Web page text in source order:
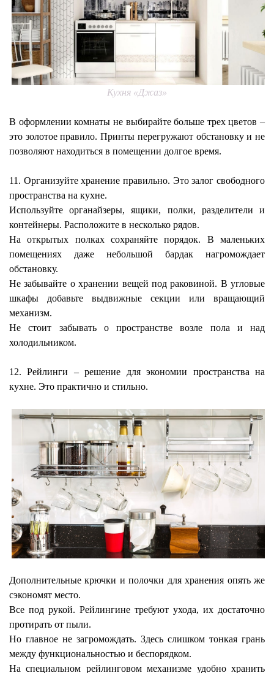
Кухня «Джаз»
В оформлении комнаты не выбирайте больше трех цветов –
это золотое правило. Принты перегружают обстановку и не
позволяют находиться в помещении долгое время.
11. Организуйте хранение правильно. Это залог свободного
пространства на кухне.
Используйте органайзеры, ящики, полки, разделители и
контейнеры. Расположите в несколько рядов.
На открытых полках сохраняйте порядок. В маленьких
помещениях даже небольшой бардак нагромождает
обстановку.
Не забывайте о хранении вещей под раковиной. В угловые
шкафы добавьте выдвижные секции или вращающий
механизм.
Не стоит забывать о пространстве возле пола и над
холодильником.
12. Рейлинги – решение для экономии пространства на
кухне. Это практично и стильно.
Дополнительные крючки и полочки для хранения опять же
сэкономят место.
Все под рукой. Рейлингине требуют ухода, их достаточно
протирать от пыли.
Но главное не загромождать. Здесь слишком тонкая грань
между функциональностью и беспорядком.
На специальном рейлинговом механизме удобно хранить